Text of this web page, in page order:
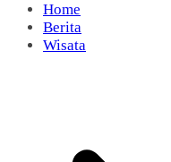
Home
Berita
Wisata